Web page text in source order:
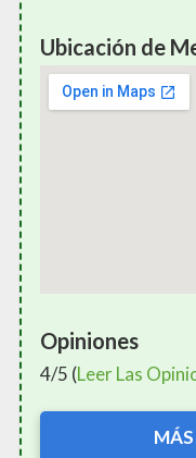
Ubicación de
Opiniones
4/5 (Leer Las